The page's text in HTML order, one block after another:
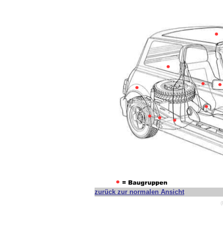
zurück zur normalen Ansicht